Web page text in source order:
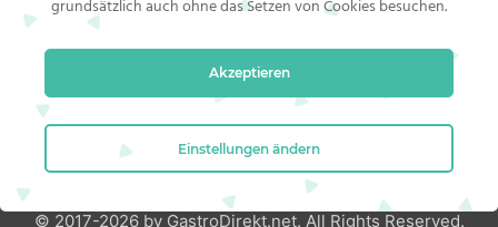
Impressum
Datenschutzerklärung
© 2017-2026 by GastroDirekt.net. All Rights Reserved.
grundsätzlich auch ohne das Setzen von Cookies besuchen.
Akzeptieren
Einstellungen ändern